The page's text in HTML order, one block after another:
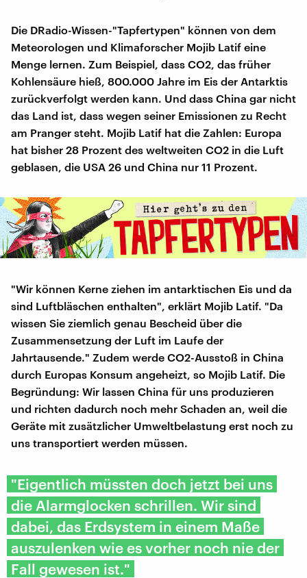
Die DRadio-Wissen-"Tapfertypen" können von dem
Meteorologen und Klimaforscher Mojib Latif eine
Menge lernen. Zum Beispiel, dass CO2, das früher
Kohlensäure hieß, 800.000 Jahre im Eis der Antarktis
zurückverfolgt werden kann. Und dass China gar nicht
das Land ist, dass wegen seiner Emissionen zu Recht
am Pranger steht. Mojib Latif hat die Zahlen: Europa
hat bisher 28 Prozent des weltweiten CO2 in die Luft
geblasen, die USA 26 und China nur 11 Prozent.
"Wir können Kerne ziehen im antarktischen Eis und da
sind Luftbläschen enthalten", erklärt Mojib Latif. "Da
wissen Sie ziemlich genau Bescheid über die
Zusammensetzung der Luft im Laufe der
Jahrtausende." Zudem werde CO2-Ausstoß in China
durch Europas Konsum angeheizt, so Mojib Latif. Die
Begründung: Wir lassen China für uns produzieren
und richten dadurch noch mehr Schaden an, weil die
Geräte mit zusätzlicher Umweltbelastung erst noch zu
uns transportiert werden müssen.
"Eigentlich müssten doch jetzt bei uns
die Alarmglocken schrillen. Wir sind
dabei, das Erdsystem in einem Maße
auszulenken wie es vorher noch nie der
Fall gewesen ist."